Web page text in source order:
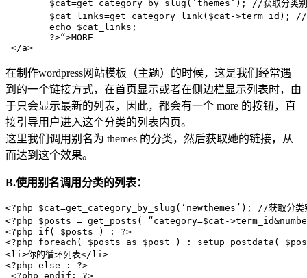
在制作wordpress网站模板（主题）的时候，这是我们经常遇
到的一个链接方式，在首页显示或者在侧边栏显示列表时，由
于只会显示最新的列表，因此，都会有一个 more 的按钮，直
接引导用户进入这个分类的列表内页。
这里我们调用别名为 themes 的分类，然后获取她的链接，从
而达到这个效果。
B.使用别名调用分类的列表：
<?php $cat=get_category_by_slug(‘newthemes’); //获取分类
<?php $posts = get_posts( “category=$cat-
<?php if( $posts ) : ?>
<?php foreach( $posts as $post ) : setup_postdata(
<li>你的循环列表</li>
<?php else : ?>